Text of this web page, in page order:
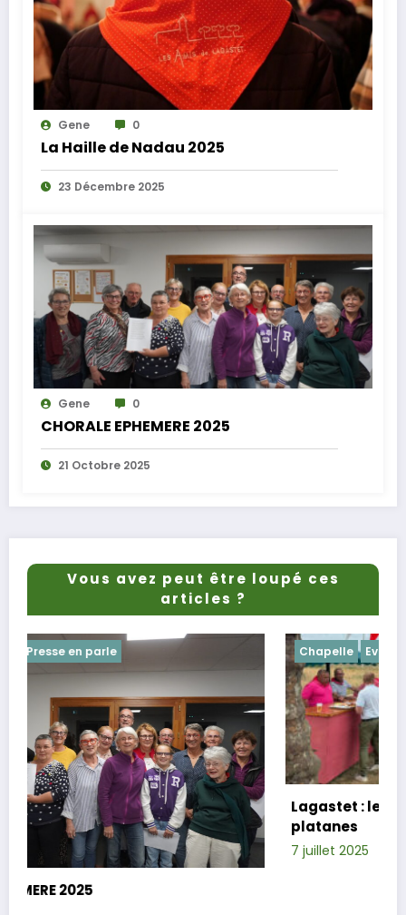
Gene 0
La Haille de Nadau 2025
23 Décembre 2025
Gene 0
CHORALE EPHEMERE 2025
21 Octobre 2025
Vous avez peut être loupé ces
articles ?
Chapelle
Lagastet : le repas champêtre réussi
platanes
7 juillet 2025 Xavier D.